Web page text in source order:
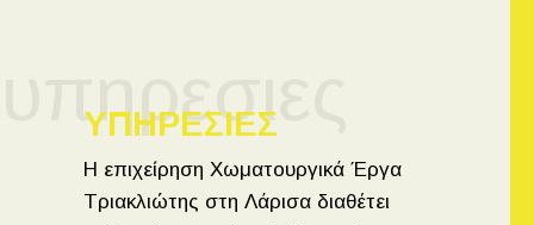
ΥΠΗΡΕΣΙΕΣ
υπηρεσιες
Η επιχείρηση Χωματουργικά Έργα
Τριακλιώτης στη Λάρισα διαθέτει